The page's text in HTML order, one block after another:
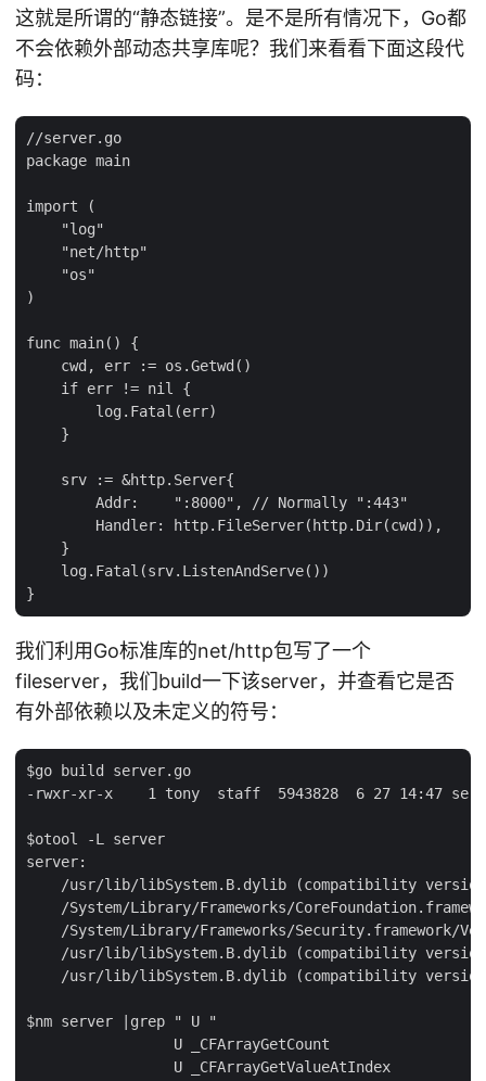
这就是所谓的“静态链接”。是不是所有情况下，Go都
不会依赖外部动态共享库呢？我们来看看下面这段代
码：
//server.go
package main
import (
    "log"
    "net/http"
    "os"
)
func main() {
    cwd, err := os.Getwd()
    if err != nil {
        log.Fatal(err)
    }
    srv := &http.Server{
        Addr:    ":8000", // Normally ":443"
        Handler: http.FileServer(http.Dir(cwd)),
    }
    log.Fatal(srv.ListenAndServe())
我们利用Go标准库的net/http包写了一个
fileserver，我们build一下该server，并查看它是否
有外部依赖以及未定义的符号：
$go build server.go
-rwxr-xr-x    1 tony  staff  5943828  6 27 14:47
$otool -L server
server:
/usr/lib/libSystem.B.dylib (compatibility
/System/Library/Frameworks/
/System/Library/Frameworks/Security.framework/
/usr/lib/libSystem.B.dylib (compatibility
/usr/lib/libSystem.B.dylib (compatibility
$nm server |grep " U "
                 U _CFArrayGetCount
                 U _CFArrayGetValueAtIndex